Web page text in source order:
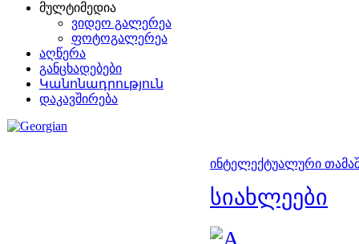
მულტიმედია
ვიდეო გალერეა
ფოტოგალერეა
აღწერა
განცხადებები
Կանոնադրություն
დაკავშირება
ინტელექტუალური
სიახლეები